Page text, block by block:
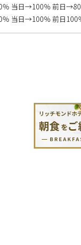
％ 当日→100％ 前日
％ 当日→100％ 前日